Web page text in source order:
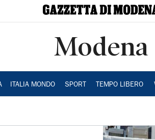
Modena
ITALIA MONDO SPORT TEMPO LIBERO